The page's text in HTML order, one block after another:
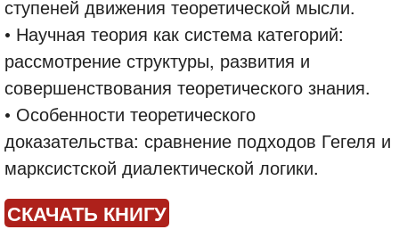
ступеней движения теоретической мысли.
• Научная теория как система категорий:
рассмотрение структуры, развития и
совершенствования теоретического знания.
• Особенности теоретического
доказательства: сравнение подходов Гегеля и
марксистской диалектической логики.
СКАЧАТЬ КНИГУ